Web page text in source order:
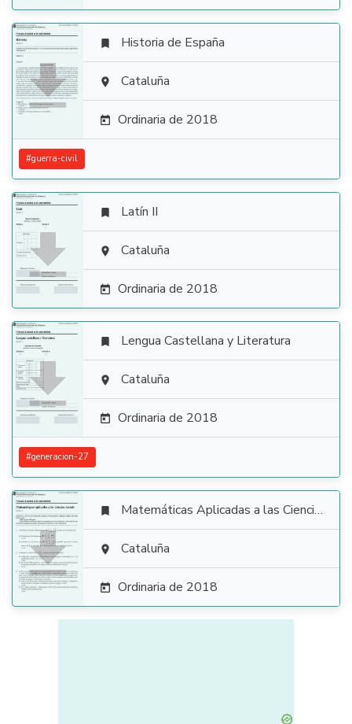

 Historia de España
 Cataluña
 Ordinaria de 2018
#guerra-civil

 Latín II
 Cataluña
 Ordinaria de 2018

 Lengua Castellana y Literatura
 Cataluña
 Ordinaria de 2018
#generacion-27

 Matemáticas Aplicadas a las Ciencias Sociales
 Cataluña
 Ordinaria de 2018